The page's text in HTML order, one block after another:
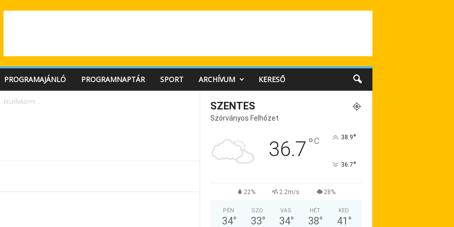
PROGRAMAJÁNLÓ PROGRAMNAPTÁR SPORT ARCHÍVUM KERESŐ
FELHÍVÁS!!!!!!… SZENTES
Szórványos Felhőzet
36.7 °C 38.9°
36.7°
22% 2.2m/s 28%
PÉN
34°
SZO
33°
VAS
34°
HÉT
38°
KED
41 °